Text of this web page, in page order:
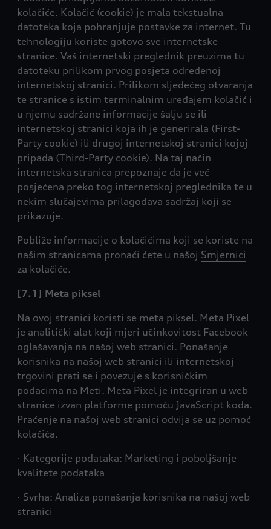
kolačiće. Kolačić (cookie) je mala tekstualna
datoteka koja pohranjuje postavke za internet. Tu
tehnologiju koriste gotovo sve internetske
stranice. Vaš internetski preglednik preuzima tu
datoteku prilikom prvog posjeta određenoj
internetskoj stranici. Prilikom sljedećeg otvaranja
te stranice s istim terminalnim uređajem kolačić i
u njemu sadržane informacije šalju se ili
internetskoj stranici koja ih je generirala (First-
Party cookie) ili drugoj internetskoj stranici kojoj
pripada (Third-Party cookie). Na taj način
internetska stranica prepoznaje da je već
posjećena preko tog internetskoj preglednika te u
nekim slučajevima prilagođava sadržaj koji se
prikazuje.
Pobliže informacije o kolačićima koji se koriste na
našim stranicama pronaći ćete u našoj Smjernici
za kolačiće.
[7.1] Meta piksel
Na ovoj stranici koristi se meta piksel. Meta Pixel
je analitički alat koji mjeri učinkovitost Facebook
oglašavanja na našoj web stranici. Ponašanje
korisnika na našoj web stranici ili internetskoj
trgovini prati se i povezuje s korisničkim
podacima na Meti. Meta Pixel je integriran u web
stranice izvan platforme pomoću JavaScript koda.
Praćenje na našoj web stranici odvija se uz pomoć
kolačića.
· Kategorije podataka: Marketing i poboljšanje
kvalitete podataka
· Svrha: Analiza ponašanja korisnika na našoj web
stranici